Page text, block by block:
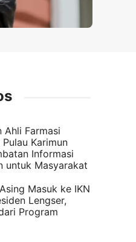
Ahli Farmasi
Karimun
Informasi
untuk Masyarakat
Masuk ke IKN
Lengser,
Program